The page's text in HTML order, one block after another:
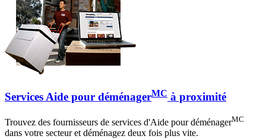
Services Aide pour déménagerMC à proximité
Trouvez des fournisseurs de services d'Aide pour déménagerMC
dans votre secteur et déménagez deux fois plus vite.